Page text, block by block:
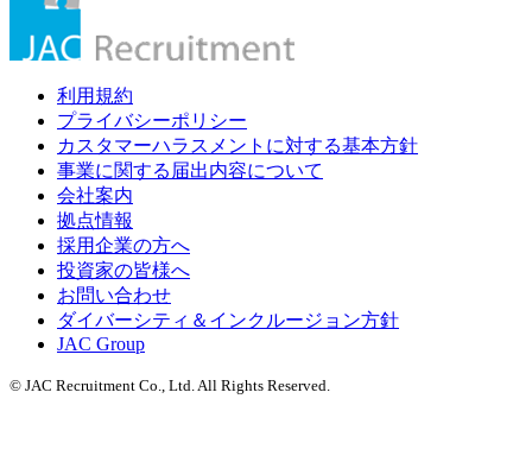
利用規約
プライバシーポリシー
カスタマーハラスメントに対する基本方針
事業に関する届出内容について
会社案内
拠点情報
採用企業の方へ
投資家の皆様へ
お問い合わせ
ダイバーシティ＆インクルージョン方針
JAC Group
© JAC Recruitment Co., Ltd. All Rights Reserved.